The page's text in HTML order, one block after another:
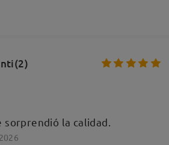
sorprendió la calidad.